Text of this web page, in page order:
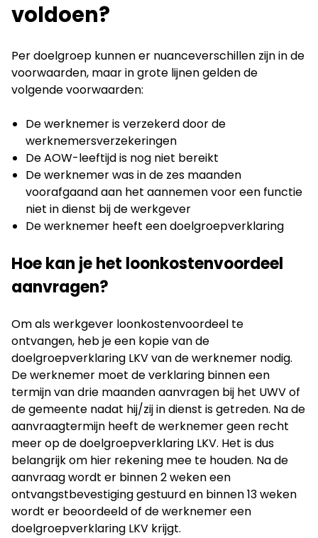
voldoen?
Per doelgroep kunnen er nuanceverschillen zijn in de
voorwaarden, maar in grote lijnen gelden de
volgende voorwaarden:
De werknemer is verzekerd door de
werknemersverzekeringen
De AOW-leeftijd is nog niet bereikt
De werknemer was in de zes maanden
voorafgaand aan het aannemen voor een functie
niet in dienst bij de werkgever
De werknemer heeft een doelgroepverklaring
Hoe kan je het loonkostenvoordeel
aanvragen?
Om als werkgever loonkostenvoordeel te
ontvangen, heb je een kopie van de
doelgroepverklaring LKV van de werknemer nodig.
De werknemer moet de verklaring binnen een
termijn van drie maanden aanvragen bij het UWV of
de gemeente nadat hij/zij in dienst is getreden. Na de
aanvraagtermijn heeft de werknemer geen recht
meer op de doelgroepverklaring LKV. Het is dus
belangrijk om hier rekening mee te houden. Na de
aanvraag wordt er binnen 2 weken een
ontvangstbevestiging gestuurd en binnen 13 weken
wordt er beoordeeld of de werknemer een
doelgroepverklaring LKV krijgt.